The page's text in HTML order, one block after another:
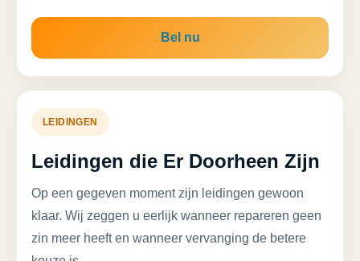
Bel nu
LEIDINGEN
Leidingen die Er Doorheen Zijn
Op een gegeven moment zijn leidingen gewoon
klaar. Wij zeggen u eerlijk wanneer repareren geen
zin meer heeft en wanneer vervanging de betere